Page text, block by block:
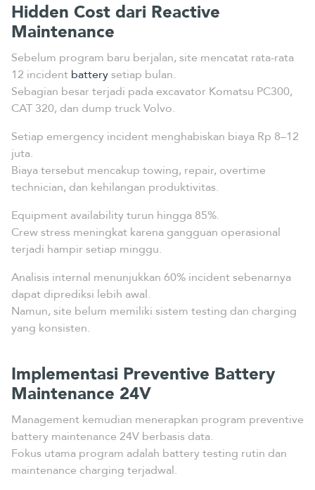
Hidden Cost dari Reactive
Maintenance
Sebelum program baru berjalan, site mencatat rata-rata
12 incident battery setiap bulan.
Sebagian besar terjadi pada excavator Komatsu PC300,
CAT 320, dan dump truck Volvo.
Setiap emergency incident menghabiskan biaya Rp 8–12
juta.
Biaya tersebut mencakup towing, repair, overtime
technician, dan kehilangan produktivitas.
Equipment availability turun hingga 85%.
Crew stress meningkat karena gangguan operasional
terjadi hampir setiap minggu.
Analisis internal menunjukkan 60% incident sebenarnya
dapat diprediksi lebih awal.
Namun, site belum memiliki sistem testing dan charging
yang konsisten.
Implementasi Preventive Battery
Maintenance 24V
Management kemudian menerapkan program preventive
battery maintenance 24V berbasis data.
Fokus utama program adalah battery testing rutin dan
maintenance charging terjadwal.